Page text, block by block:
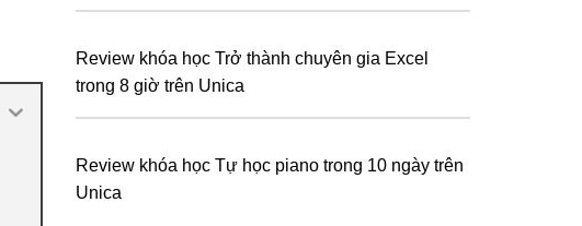
Review khóa học Trở thành chuyên gia Excel
trong 8 giờ trên Unica
Review khóa học Tự học piano trong 10 ngày trên
Unica